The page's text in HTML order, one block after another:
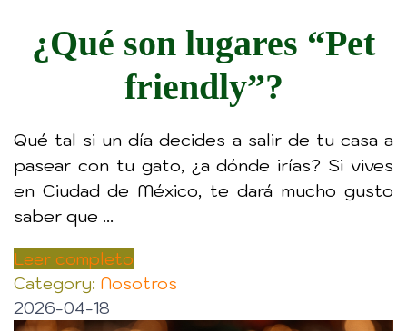
¿Qué son lugares “Pet
friendly”?
Qué tal si un día decides a salir de tu casa a
pasear con tu gato, ¿a dónde irías? Si vives
en Ciudad de México, te dará mucho gusto
saber que ...
Leer completo
Category: Nosotros
2026-04-18